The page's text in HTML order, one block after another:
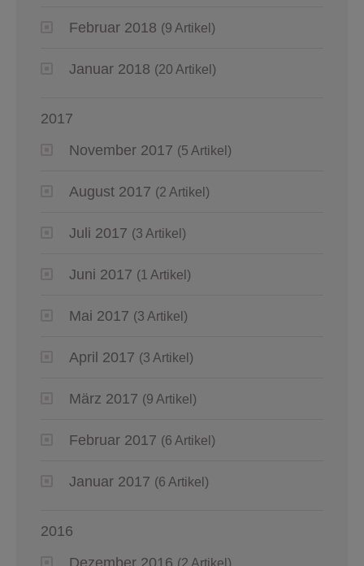
Februar 2018 (9 Artikel)
Januar 2018 (20 Artikel)
2017
November 2017 (5 Artikel)
August 2017 (2 Artikel)
Juli 2017 (3 Artikel)
Juni 2017 (1 Artikel)
Mai 2017 (3 Artikel)
April 2017 (3 Artikel)
März 2017 (9 Artikel)
Februar 2017 (6 Artikel)
Januar 2017 (6 Artikel)
2016
Dezember 2016 (2 Artikel)